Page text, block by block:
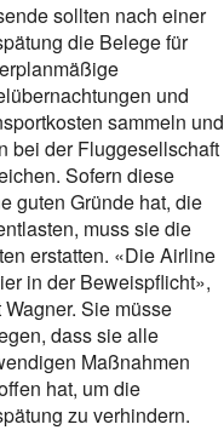
sollten nach einer
die Belege für
und
sammeln und
bei der Fluggesellschaft
Sofern diese
guten Gründe hat, die
muss sie die
erstatten. «Die Airline
in der Beweispflicht»,
Wagner. Sie müsse
dass sie alle
Maßnahmen
hat, um die
zu verhindern.